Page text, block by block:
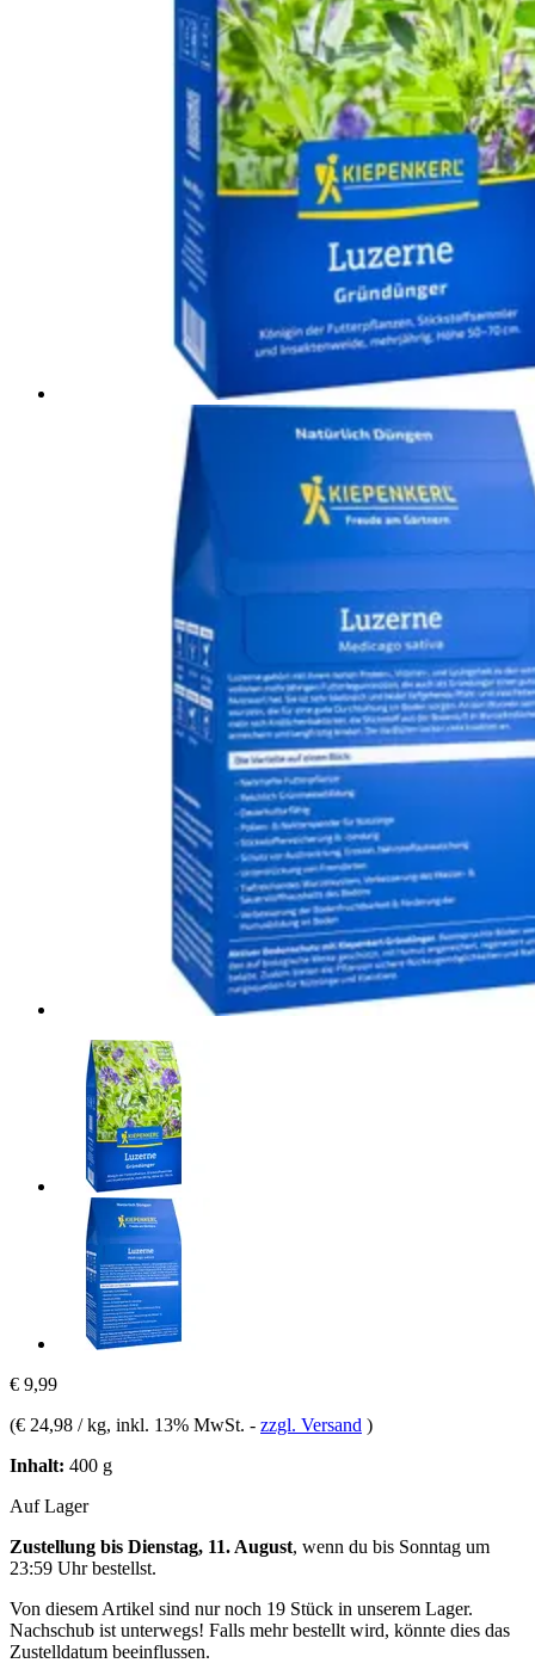
€ 9,99
(€ 24,98 / kg, inkl. 13% MwSt. - zzgl. Versand )
Inhalt: 400 g
Auf Lager
Zustellung bis Dienstag, 11. August, wenn du bis Sonntag um
23:59 Uhrbestellst.
Von diesem Artikel sind nur noch 19 Stück in unserem Lager.
Nachschub ist unterwegs! Falls mehr bestellt wird, könnte dies das
Zustelldatum beeinflussen.